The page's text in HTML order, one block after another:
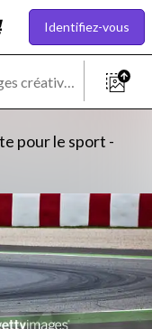
Identifiez-vous
pour le sport -